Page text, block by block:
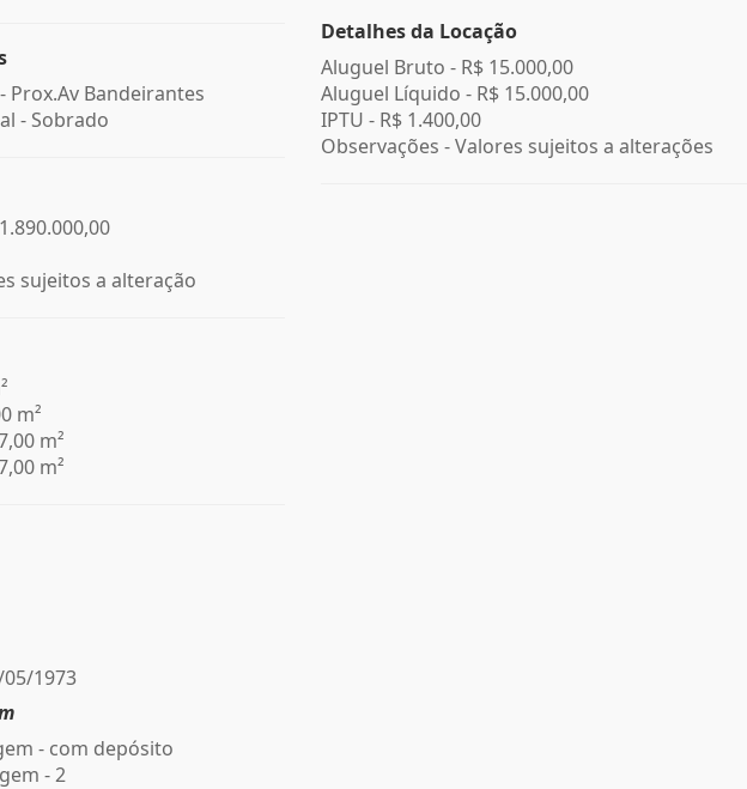
Prox.Av Bandeirantes
- Sobrado
sujeitos a alteração
m²
m²
m²
1973
- com depósito
- 2
Detalhes da Locação
Aluguel Bruto - R$ 15.000,00
Aluguel Líquido - R$ 15.000,00
IPTU - R$ 1.400,00
Observações - Valores sujeitos a alterações